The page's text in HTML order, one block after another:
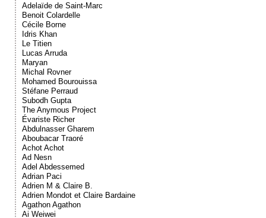
Adelaïde de Saint-Marc
Benoit Colardelle
Cécile Borne
Idris Khan
Le Titien
Lucas Arruda
Maryan
Michal Rovner
Mohamed Bourouissa
Stéfane Perraud
Subodh Gupta
The Anymous Project
Évariste Richer
Abdulnasser Gharem
Aboubacar Traoré
Achot Achot
Ad Nesn
Adel Abdessemed
Adrian Paci
Adrien M & Claire B.
Adrien Mondot et Claire Bardaine
Agathon Agathon
Ai Weiwei